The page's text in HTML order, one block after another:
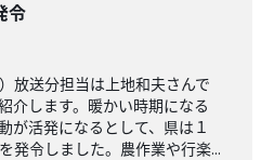
令
放送分担当は上地和夫さんで
介します。暖かい時期になる
が活発になるとして、県は１
発令しました。農作業や行楽...